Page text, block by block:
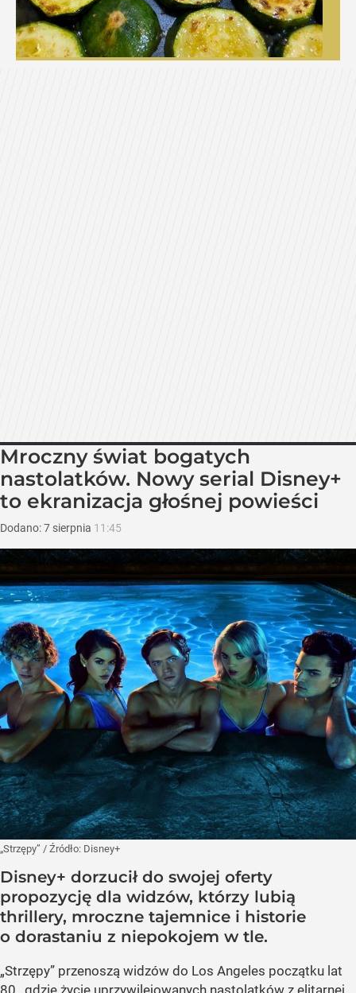
Mroczny świat bogatych
nastolatków. Nowy serial Disney+
to ekranizacja głośnej powieści
Dodano:7 sierpnia 11:45
„Strzępy” / Źródło: Disney+
Disney+ dorzucił do swojej oferty
propozycję dla widzów, którzy lubią
thrillery, mroczne tajemnice i historie
o dorastaniu z niepokojem w tle.
„Strzępy” przenoszą widzów do Los Angeles początku lat
80., gdzie życie uprzywilejowanych nastolatków z elitarnej